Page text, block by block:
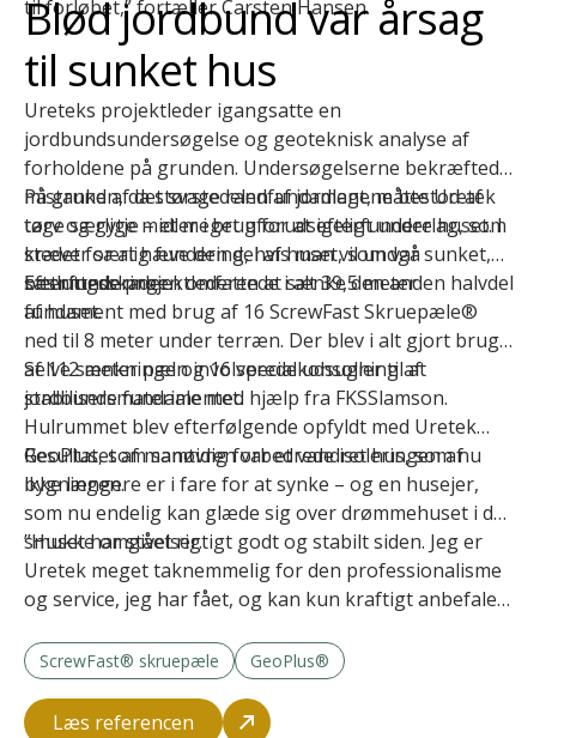
til forløbet,” fortæller Carsten Hansen.
Blød jordbund var årsag
til sunket hus
Ureteks projektleder igangsatte en
jordbundsundersøgelse og geoteknisk analyse af
forholdene på grunden. Undersøgelserne bekræftede
mistanken, da størstedelen af jordlagene bestod af
tørv og gytje – et meget uforudsigeligt underlag, som
kræver særlig fundering, hvis man vil undgå
sætningsskader.
På grund af det svage randfundament, måtte Uretek
tage særlige midler i brug for atefterfunderehuset. I
stedet for at hæve den del af huset, som var sunket,
besluttede projektlederen at sænke den anden halvdel
af huset.
Efterfunderingen omfattede i alt 39,5 meter
fundament med brug af 16 ScrewFast Skruepæle®
ned til 8 meter under terræn. Der blev i alt gjort brug
af 112 meter pæl og 16 specialkonsoller til at
stabilisere fundamentet.
Selve sænkningen involverede udsugning af
jordbundsmateriale med hjælp fra FKSSlamson.
Hulrummet blev efterfølgende opfyldt med Uretek
GeoPlus, som samtidig forbedrede isoleringen af
bygningen.
Resultatet af manøvren var et vandret hus, som nu
ikke længere er i fare for at synke – og en husejer,
som nu endelig kan glæde sig over drømmehuset i de
smukke omgivelser.
”Huset har stået rigtigt godt og stabilt siden. Jeg er
Uretek meget taknemmelig for den professionalisme
og service, jeg har fået, og kan kun kraftigt anbefale
ScrewFast® skruepæle GeoPlus®
Læs referencen